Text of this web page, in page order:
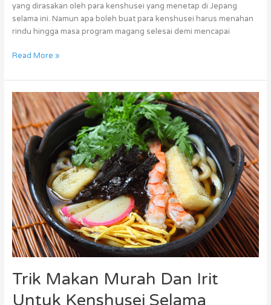
yang dirasakan oleh para kenshusei yang menetap di Jepang
selama ini. Namun apa boleh buat para kenshusei harus menahan
rindu hingga masa program magang selesai demi mencapai
Read More »
Trik Makan Murah Dan Irit
Untuk Kenshusei Selama
Trik
Makan
Murah
Dan
Irit
Untuk
Kenshusei
Selama
Magang
Di
Jepang